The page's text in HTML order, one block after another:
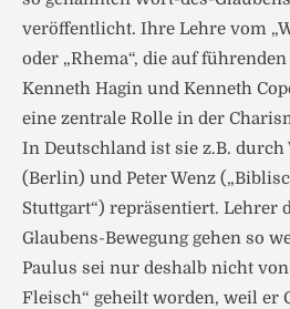
veröffentlicht. Ihre Lehre vom
oder „Rhema“, die auf
Kenneth Hagin und Kenneth
eine zentrale Rolle in der
In Deutschland ist sie z.B. durch
(Berlin) und Peter Wenz
Stuttgart“) repräsentiert. Lehrer
Glaubens-Bewegung gehen so
Paulus sei nur deshalb nicht
Fleisch“ geheilt worden, weil er